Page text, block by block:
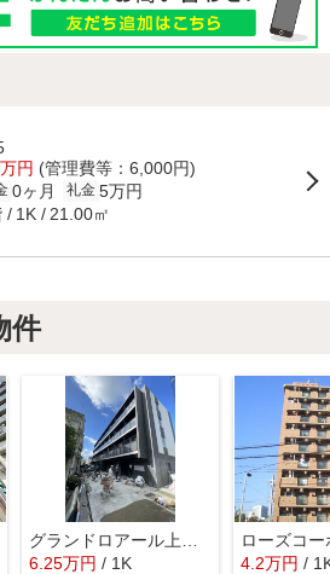
円 (管理費等：6,000円)
0ヶ月 礼金 5万円
1K 21.00㎡
件
6.25万円 / 1K
ローズコ
4.2万円 /